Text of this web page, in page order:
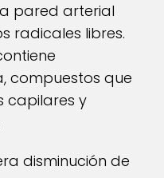
pared arterial
radicales libres.
compuestos que
capilares y
disminución de